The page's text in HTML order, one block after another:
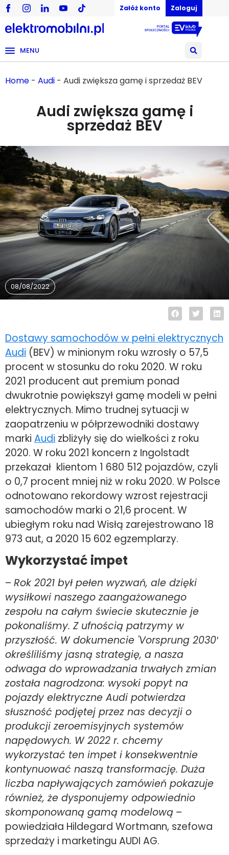
Załóż konto Zaloguj
MENU
Home - Audi - Audi zwiększa gamę i sprzedaż BEV
Audi zwiększa gamę i
sprzedaż BEV
08/08/2022
Dostawy samochodów w pełni elektrycznych
Audi (BEV) w minionym roku wzrosły o 57,5
procent w stosunku do roku 2020. W roku
2021 producent aut premium ponad
dwukrotnie powiększył gamę modeli w pełni
elektrycznych. Mimo trudnej sytuacji w
zaopatrzeniu w półprzewodniki dostawy
marki Audi zbliżyły się do wielkości z roku
2020. W roku 2021 koncern z Ingolstadt
przekazał klientom 1 680 512 pojazdów, czyli
o 0,7 procent mniej niż w roku 2020. W Polsce
odnotowano rekordowy wzrost rejestracji
samochodów marki o 21,6 procent. W
ubiegłym roku nad Wisłą zarejestrowano 18
973 aut, a 2020 15 602 egzemplarzy.
Wykorzystać impet
– Rok 2021 był pełen wyzwań, ale dzięki
wysiłkowi naszego zaangażowanego
zespołu na całym świecie skutecznie je
pokonaliśmy. Z ufnością patrzymy w
przyszłość. W dokumencie 'Vorsprung 2030′
określiliśmy jasną strategię, a nasza
odwaga do wprowadzania trwałych zmian
została nagrodzona: wysoki popyt na
pojazdy elektryczne Audi potwierdza
słuszność podjętej przez nas decyzji o
produkcji zeroemisyjnych systemów
napędowych. W 2022 r. chcemy
wykorzystać ten impet i konsekwentnie
kontynuować naszą transformację. Duża
liczba napływających zamówień pokazuje
również, że dysponujemy odpowiednio
skomponowaną gamą modelową –
powiedziała Hildegard Wortmann, szefowa
sprzedaży i marketingu AUDI AG.